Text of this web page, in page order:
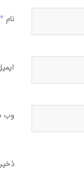
نام *
وب‌